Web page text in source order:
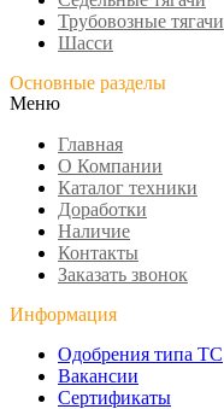
Трубовозные тягачи
Шасси
Основные разделы
Меню
Главная
О Компании
Каталог техники
Доработки
Наличие
Контакты
Заказать звонок
Информация
Одобрения типа ТС
Вакансии
Сертификаты